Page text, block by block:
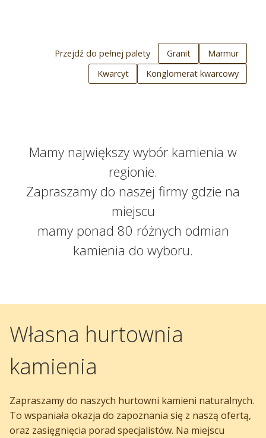
Przejdź do pełnej palety Granit
Marmur
Kwarcyt
Konglomerat kwarcowy
Mamy największy wybór kamienia w
regionie.
Zapraszamy do naszej firmy gdzie na
miejscu
mamy ponad 80 różnych odmian
kamienia do wyboru.
Własna hurtownia
kamienia
Zapraszamy do naszych hurtowni kamieni naturalnych.
To wspaniała okazja do zapoznania się z naszą ofertą,
oraz zasięgnięcia porad specjalistów. Na miejscu